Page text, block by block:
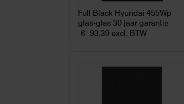
Full Black Hyundai 455Wp
glas-glas 30 jaar garantie
€ 93,39 excl. BTW